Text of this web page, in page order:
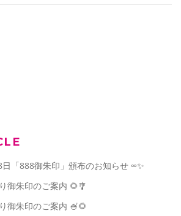
「888御朱印」頒布のお知らせ ∞✨
御朱印のご案内 🌻🎐
御朱印のご案内 🍧🌻